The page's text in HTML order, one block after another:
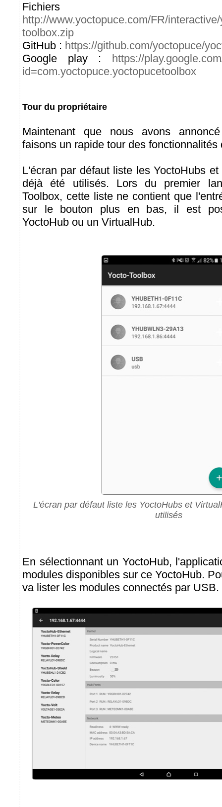
Fichiers
http://www.yoctopuce.com/FR/
toolbox.zip
GitHub : https://github.com/yoctopuce/
Google play : https://
id=com.yoctopuce.yoctopucetoolbox
Tour du propriétaire
Maintenant que nous avons
faisons un rapide tour des fonctionnalités
L'écran par défaut liste les YoctoHubs
déjà été utilisés. Lors du premier
Toolbox, cette liste ne contient que
sur le bouton plus en bas, il est
YoctoHub ou un VirtualHub.
L'écran par défaut liste les YoctoHubs et
utilisés
En sélectionnant un YoctoHub,
modules disponibles sur ce YoctoHub.
va lister les modules connectés par USB.